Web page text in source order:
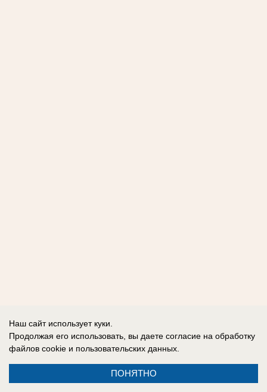
Наш сайт использует куки.
Продолжая его использовать, вы даете согласие на обработку
файлов cookie и пользовательских данных.
ПОНЯТНО